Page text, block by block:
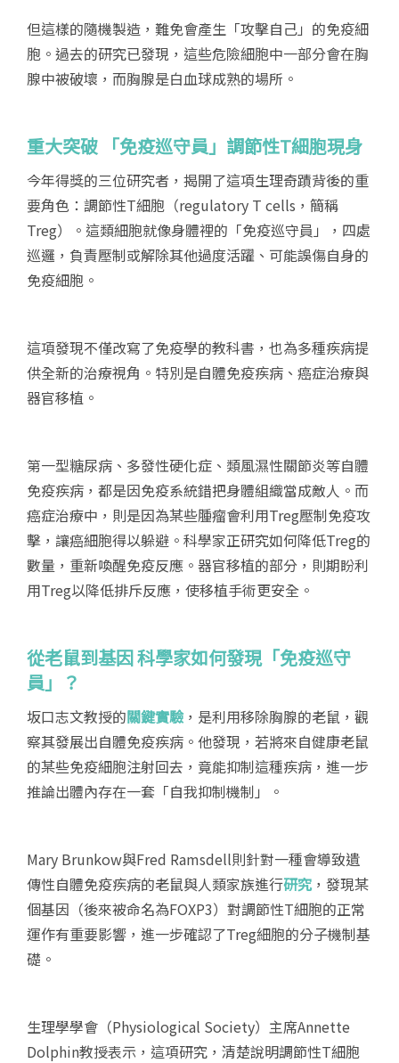
但這樣的隨機製造，難免會產生「攻擊自己」的免疫細
胞。過去的研究已發現，這些危險細胞中一部分會在胸
腺中被破壞，而胸腺是白血球成熟的場所。
重大突破 「免疫巡守員」調節性T細胞現身
今年得獎的三位研究者，揭開了這項生理奇蹟背後的重
要角色：調節性T細胞（regulatory T cells，簡稱
Treg）。這類細胞就像身體裡的「免疫巡守員」，四處
巡邏，負責壓制或解除其他過度活躍、可能誤傷自身的
免疫細胞。
這項發現不僅改寫了免疫學的教科書，也為多種疾病提
供全新的治療視角。特別是自體免疫疾病、癌症治療與
器官移植。
第一型糖尿病、多發性硬化症、類風濕性關節炎等自體
免疫疾病，都是因免疫系統錯把身體組織當成敵人。而
癌症治療中，則是因為某些腫瘤會利用Treg壓制免疫攻
擊，讓癌細胞得以躲避。科學家正研究如何降低Treg的
數量，重新喚醒免疫反應。器官移植的部分，則期盼利
用Treg以降低排斥反應，使移植手術更安全。
從老鼠到基因 科學家如何發現「免疫巡守
員」？
坂口志文教授的關鍵實驗，是利用移除胸腺的老鼠，觀
察其發展出自體免疫疾病。他發現，若將來自健康老鼠
的某些免疫細胞注射回去，竟能抑制這種疾病，進一步
推論出體內存在一套「自我抑制機制」。
Mary Brunkow與Fred Ramsdell則針對一種會導致遺
傳性自體免疫疾病的老鼠與人類家族進行研究，發現某
個基因（後來被命名為FOXP3）對調節性T細胞的正常
運作有重要影響，進一步確認了Treg細胞的分子機制基
礎。
生理學學會（Physiological Society）主席Annette
Dolphin教授表示，這項研究，清楚說明調節性T細胞